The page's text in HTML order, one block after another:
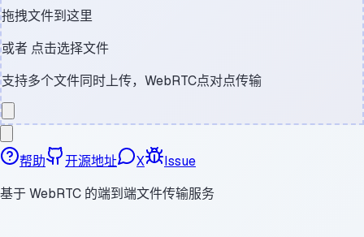
拖拽文件到这里
或者 点击选择文件
支持多个文件同时上传，WebRTC点对点传输
帮助 开源地址 X
Issue
基于 WebRTC 的端到端文件传输服务